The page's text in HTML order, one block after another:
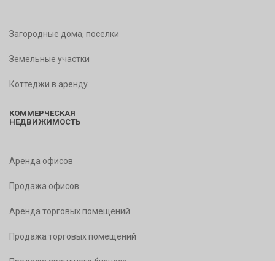
Загородные дома, поселки
Земельные участки
Коттеджи в аренду
КОММЕРЧЕСКАЯ
НЕДВИЖИМОСТЬ
Аренда офисов
Продажа офисов
Аренда торговых помещений
Продажа торговых помещений